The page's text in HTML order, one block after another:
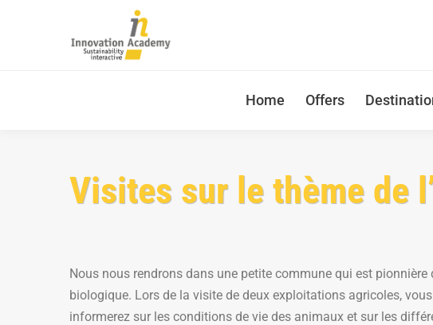
Home Offers
Visites sur le thème de
Nous nous rendrons dans une petite commune qui est pionnière
biologique. Lors de la visite de deux exploitations agricoles,
informerez sur les conditions de vie des animaux et sur les